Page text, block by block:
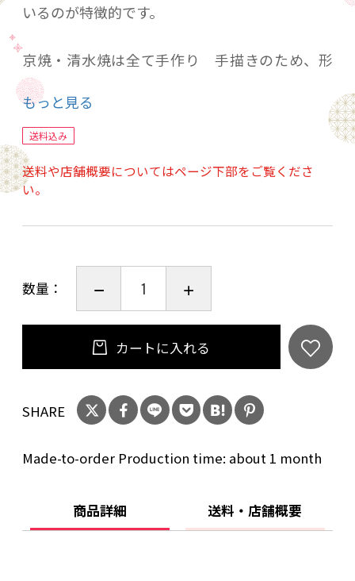
いるのが特徴的です。
京焼・清水焼は全て手作り 手描きのため、形
や大きさ 絵柄など、写真のものと若干異なる
場合があります。
※日本の京都で、古くから伝わる伝統工芸の技
術で描かれています。
させないでください。
基本的に受注生産になります。
サイズ
口径：85㎜ 高さ：80㎜
もっと見る
送料込み
送料や店舗概要についてはページ下部をご覧くださ
い。
数量：
カートに入れる
SHARE
Made-to-order Production time: about 1 month
商品詳細 送料・店舗概要